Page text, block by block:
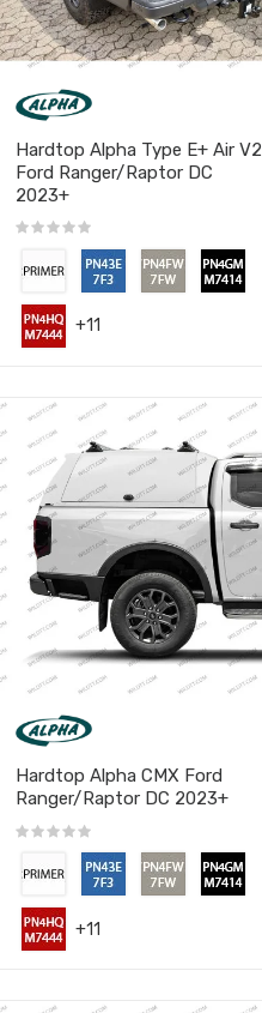
Hardtop Alpha Type E+ Air V2
Ford Ranger/Raptor DC
2023+
+11
Hardtop Alpha CMX Ford
Ranger/Raptor DC 2023+
+11